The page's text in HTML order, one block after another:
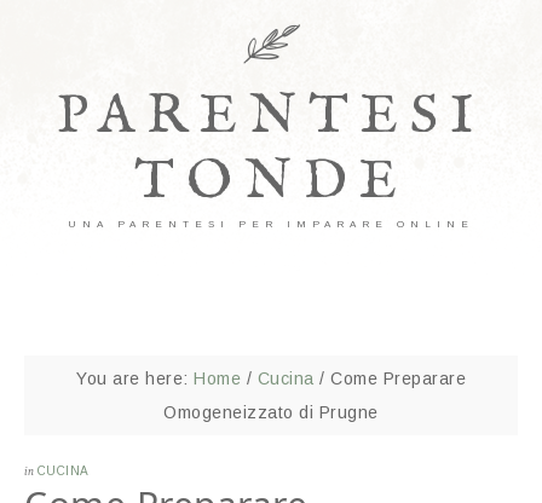
PARENTESI
TONDE
UNA PARENTESI PER IMPARARE ONLINE
You are here: Home / Cucina / Come Preparare
Omogeneizzato di Prugne
in CUCINA